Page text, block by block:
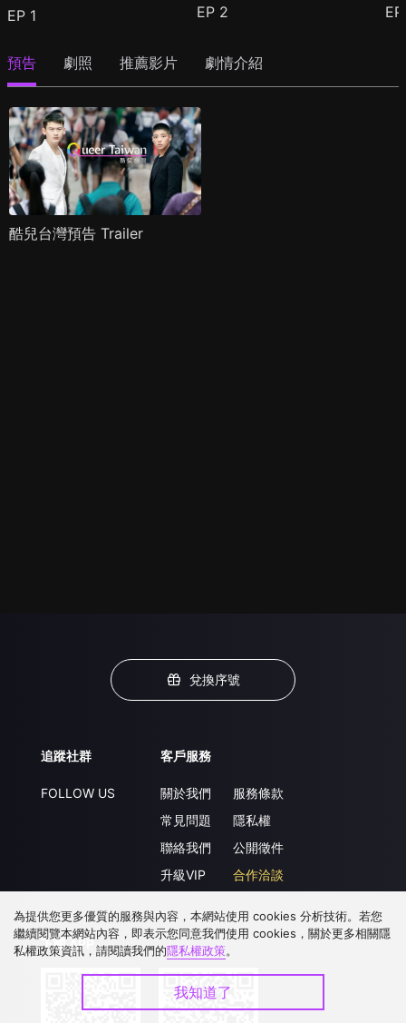
EP 1 EP 2
預告 劇照 推薦影片 劇情介紹
酷兒台灣預告 Trailer
兌換序號
追蹤社群
FOLLOW US
客戶服務
關於我們
常見問題
聯絡我們
升級VIP
服務條款
隱私權
公開徵件
合作洽談
下載 APP
為提供您更多優質的服務與內容，本網站使用 cookies 分析技術。若您
繼續閱覽本網站內容，即表示您同意我們使用 cookies，關於更多相關隱
私權政策資訊，請閱讀我們的隱私權政策。
我知道了